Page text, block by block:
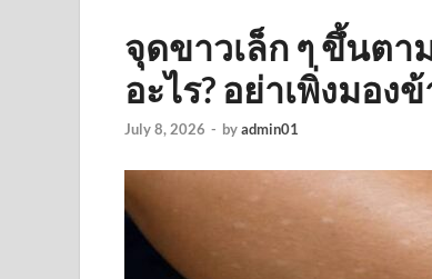
จุดขาวเล็ก ๆ ขึ้นต
อะไร? อย่าเพิ่งมอ
July 8, 2026 - byadmin01